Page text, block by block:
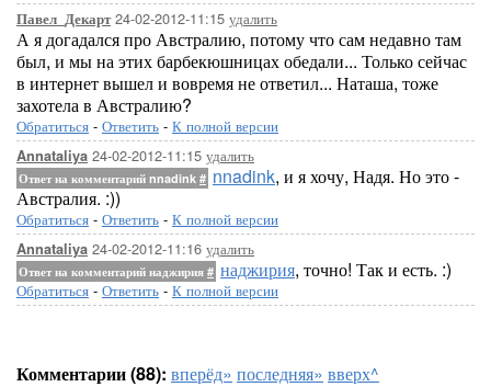
Павел_Декарт24-02-2012-11:15 удалить
А я догадался про Австралию, потому что сам недавно там
был, и мы на этих барбекюшницах обедали... Только сейчас
в интернет вышел и вовремя не ответил... Наташа, тоже
захотела в Австралию?
Обратиться - Ответить - К полной версии
Annataliya 24-02-2012-11:15 удалить
Ответ на комментарий nnadink # nnadink, и я хочу, Надя. Но это -
Австралия. :))
Обратиться - Ответить - К полной версии
Annataliya 24-02-2012-11:16 удалить
Ответ на комментарий наджирия # наджирия, точно! Так и есть. :)
Обратиться - Ответить - К полной версии
Комментарии (88): вперёд» последняя» вверх^